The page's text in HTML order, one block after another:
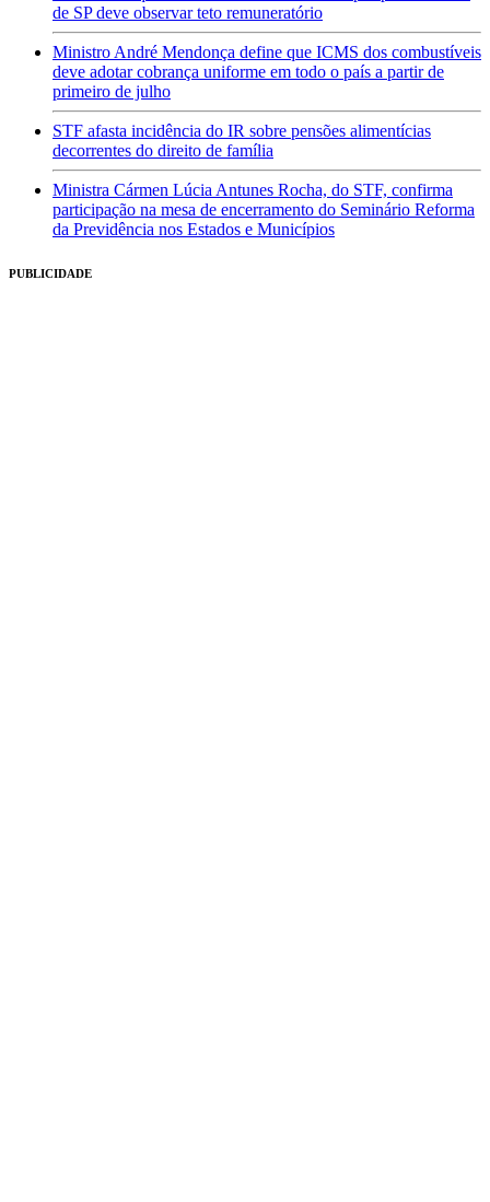
de SP deve observar teto remuneratório
Ministro André Mendonça define que ICMS dos combustíveis
deve adotar cobrança uniforme em todo o país a partir de
primeiro de julho
STF afasta incidência do IR sobre pensões alimentícias
decorrentes do direito de família
Ministra Cármen Lúcia Antunes Rocha, do STF, confirma
participação na mesa de encerramento do Seminário Reforma
da Previdência nos Estados e Municípios
PUBLICIDADE